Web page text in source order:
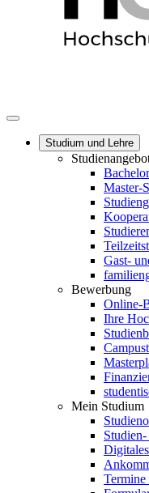
Studium und Lehre
Master-
Gast-
Bewerbung
Online-
Ihre
Mein Studium
Termine